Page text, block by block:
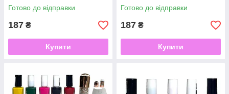
Готово до відправки
187 ₴
Купити
Готово до відправки
187 ₴
Купити